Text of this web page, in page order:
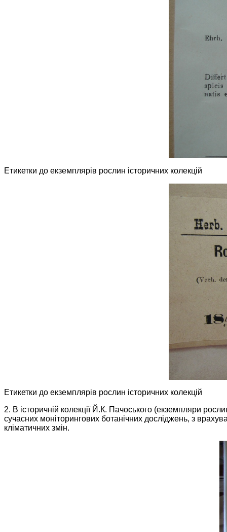
Етикетки до екземплярів рослин історичних колекцій
Етикетки до екземплярів рослин історичних колекцій
2. В історичній колекції Й.К. Пачоського (екземпляри
сучасних моніторингових ботанічних досліджень, з
кліматичних змін.